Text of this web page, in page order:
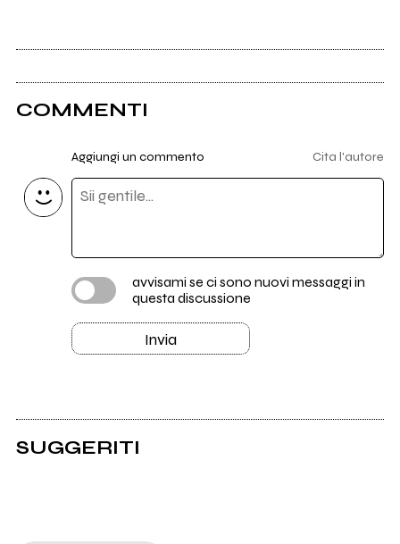
COMMENTI
Aggiungi un commento Cita l'autore
avvisami se ci sono nuovi messaggi in
questa discussione
Invia
SUGGERITI